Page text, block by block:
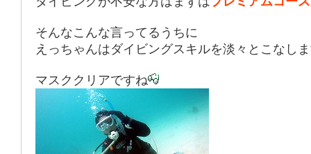
そんなこんな言ってるうちに
えっちゃんはダイビングスキルを淡々とこなし
マスククリアですね